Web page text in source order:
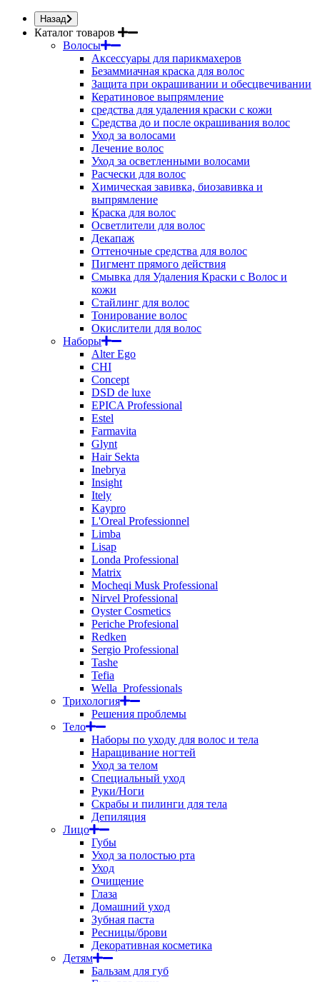
Назад
Каталог товаров
Волосы
Аксессуары для парикмахеров
Безаммиачная краска для волос
Защита при окрашивании и обесцвечивании
Кератиновое выпрямление
средства для удаления краски с кожи
Средства до и после окрашивания волос
Уход за волосами
Лечение волос
Уход за осветленными волосами
Расчески для волос
Химическая завивка, биозавивка и
выпрямление
Краска для волос
Осветлители для волос
Декапаж
Оттеночные средства для волос
Пигмент прямого действия
Смывка для Удаления Краски с Волос и
кожи
Стайлинг для волос
Тонирование волос
Окислители для волос
Наборы
Alter Ego
CHI
Concept
DSD de luxe
EPICA Professional
Estel
Farmavita
Glynt
Hair Sekta
Inebrya
Insight
Itely
Kaypro
L'Oreal Professionnel
Limba
Lisap
Londa Professional
Matrix
Mocheqi Musk Professional
Nirvel Professional
Oyster Cosmetics
Periche Profesional
Redken
Sergio Professional
Tashe
Tefia
Wella_Professionals
Трихология
Решения проблемы
Тело
Наборы по уходу для волос и тела
Наращивание ногтей
Уход за телом
Специальный уход
Руки/Ноги
Скрабы и пилинги для тела
Депиляция
Лицо
Губы
Уход за полостью рта
Уход
Очищение
Глаза
Домашний уход
Зубная паста
Ресницы/брови
Декоративная косметика
Детям
Бальзам для губ